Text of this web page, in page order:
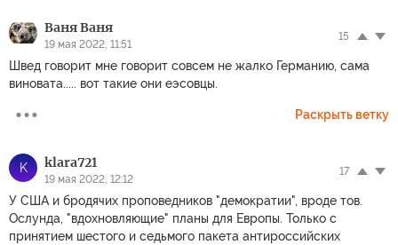
Ваня Ваня
19 мая 2022, 11:51
15
Швед говорит мне говорит совсем не жалко Германию, сама
виновата..... вот такие они еэсовцы.
Раскрыть ветку
K klara721
19 мая 2022, 12:12
17
У США и бродячих проповедников "демократии", вроде тов.
Ослунда, "вдохновляющие" планы для Европы. Только с
принятием шестого и седьмого пакета антироссийских